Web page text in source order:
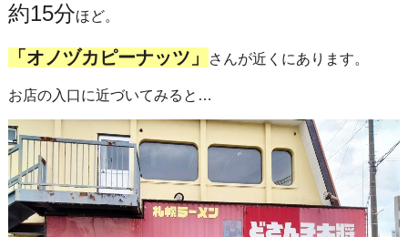
約15分ほど。
「オノヅカピーナッツ」 さんが近くにあります。
お店の入口に近づいてみると…